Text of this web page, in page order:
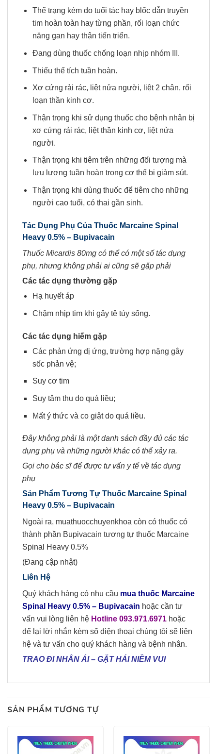
Thể trạng kém do tuổi tác hay blốc dẫn truyền
tim hoàn toàn hay từng phần, rối loạn chức
năng gan hay thận tiến triển.
Đang dùng thuốc chống loạn nhịp nhóm III.
Thiếu thể tích tuần hoàn.
Xơ cứng rải rác, liệt nửa người, liệt 2 chân, rối
loạn thần kinh cơ.
Thận trọng khi sử dụng thuốc cho bệnh nhân bị
xơ cứng rải rác, liệt thần kinh cơ, liệt nửa
người.
Thận trọng khi tiêm trên những đối tượng mà
lưu lượng tuần hoàn trong cơ thể bị giảm sút.
Thận trọng khi dùng thuốc để tiêm cho những
người cao tuổi, có thai gần sinh.
Tác Dụng Phụ Của Thuốc Marcaine Spinal
Heavy 0.5% – Bupivacain
Thuốc Micardis 80mg có thể có một số tác dụng
phụ, nhưng không phải ai cũng sẽ gặp phải
Các tác dụng thường gặp
Hạ huyết áp
Chậm nhịp tim khi gây tê tủy sống.
Các tác dụng hiếm gặp
Các phản ứng dị ứng, trường hợp nặng gây
sốc phản vệ;
Suy cơ tim
Suy tâm thu do quá liều;
Mất ý thức và co giật do quá liều.
Đây không phải là một danh sách đầy đủ các tác
dụng phụ và những người khác có thể xảy ra.
Gọi cho bác sĩ để được tư vấn y tế về tác dụng
phụ
Sản Phẩm Tương Tự Thuốc Marcaine Spinal
Heavy 0.5% – Bupivacain
Ngoài ra, muathuocchuyenkhoa còn có thuốc có
thành phần Bupivacain tương tự thuốc Marcaine
Spinal Heavy 0.5%
(Đang cập nhật)
Liên Hệ
Quý khách hàng có nhu cầu mua thuốc Marcaine
Spinal Heavy 0.5% – Bupivacain hoặc cần tư
vấn vui lòng liên hệ Hotline 093.971.6971 hoặc
để lại lời nhắn kèm số điện thoại chúng tôi sẽ liên
hệ và tư vấn cho quý khách hàng và bệnh nhân.
TRAO ĐI NHÂN ÁI– GẶT HÁI NIỀM VUI
SẢN PHẨM TƯƠNG TỰ